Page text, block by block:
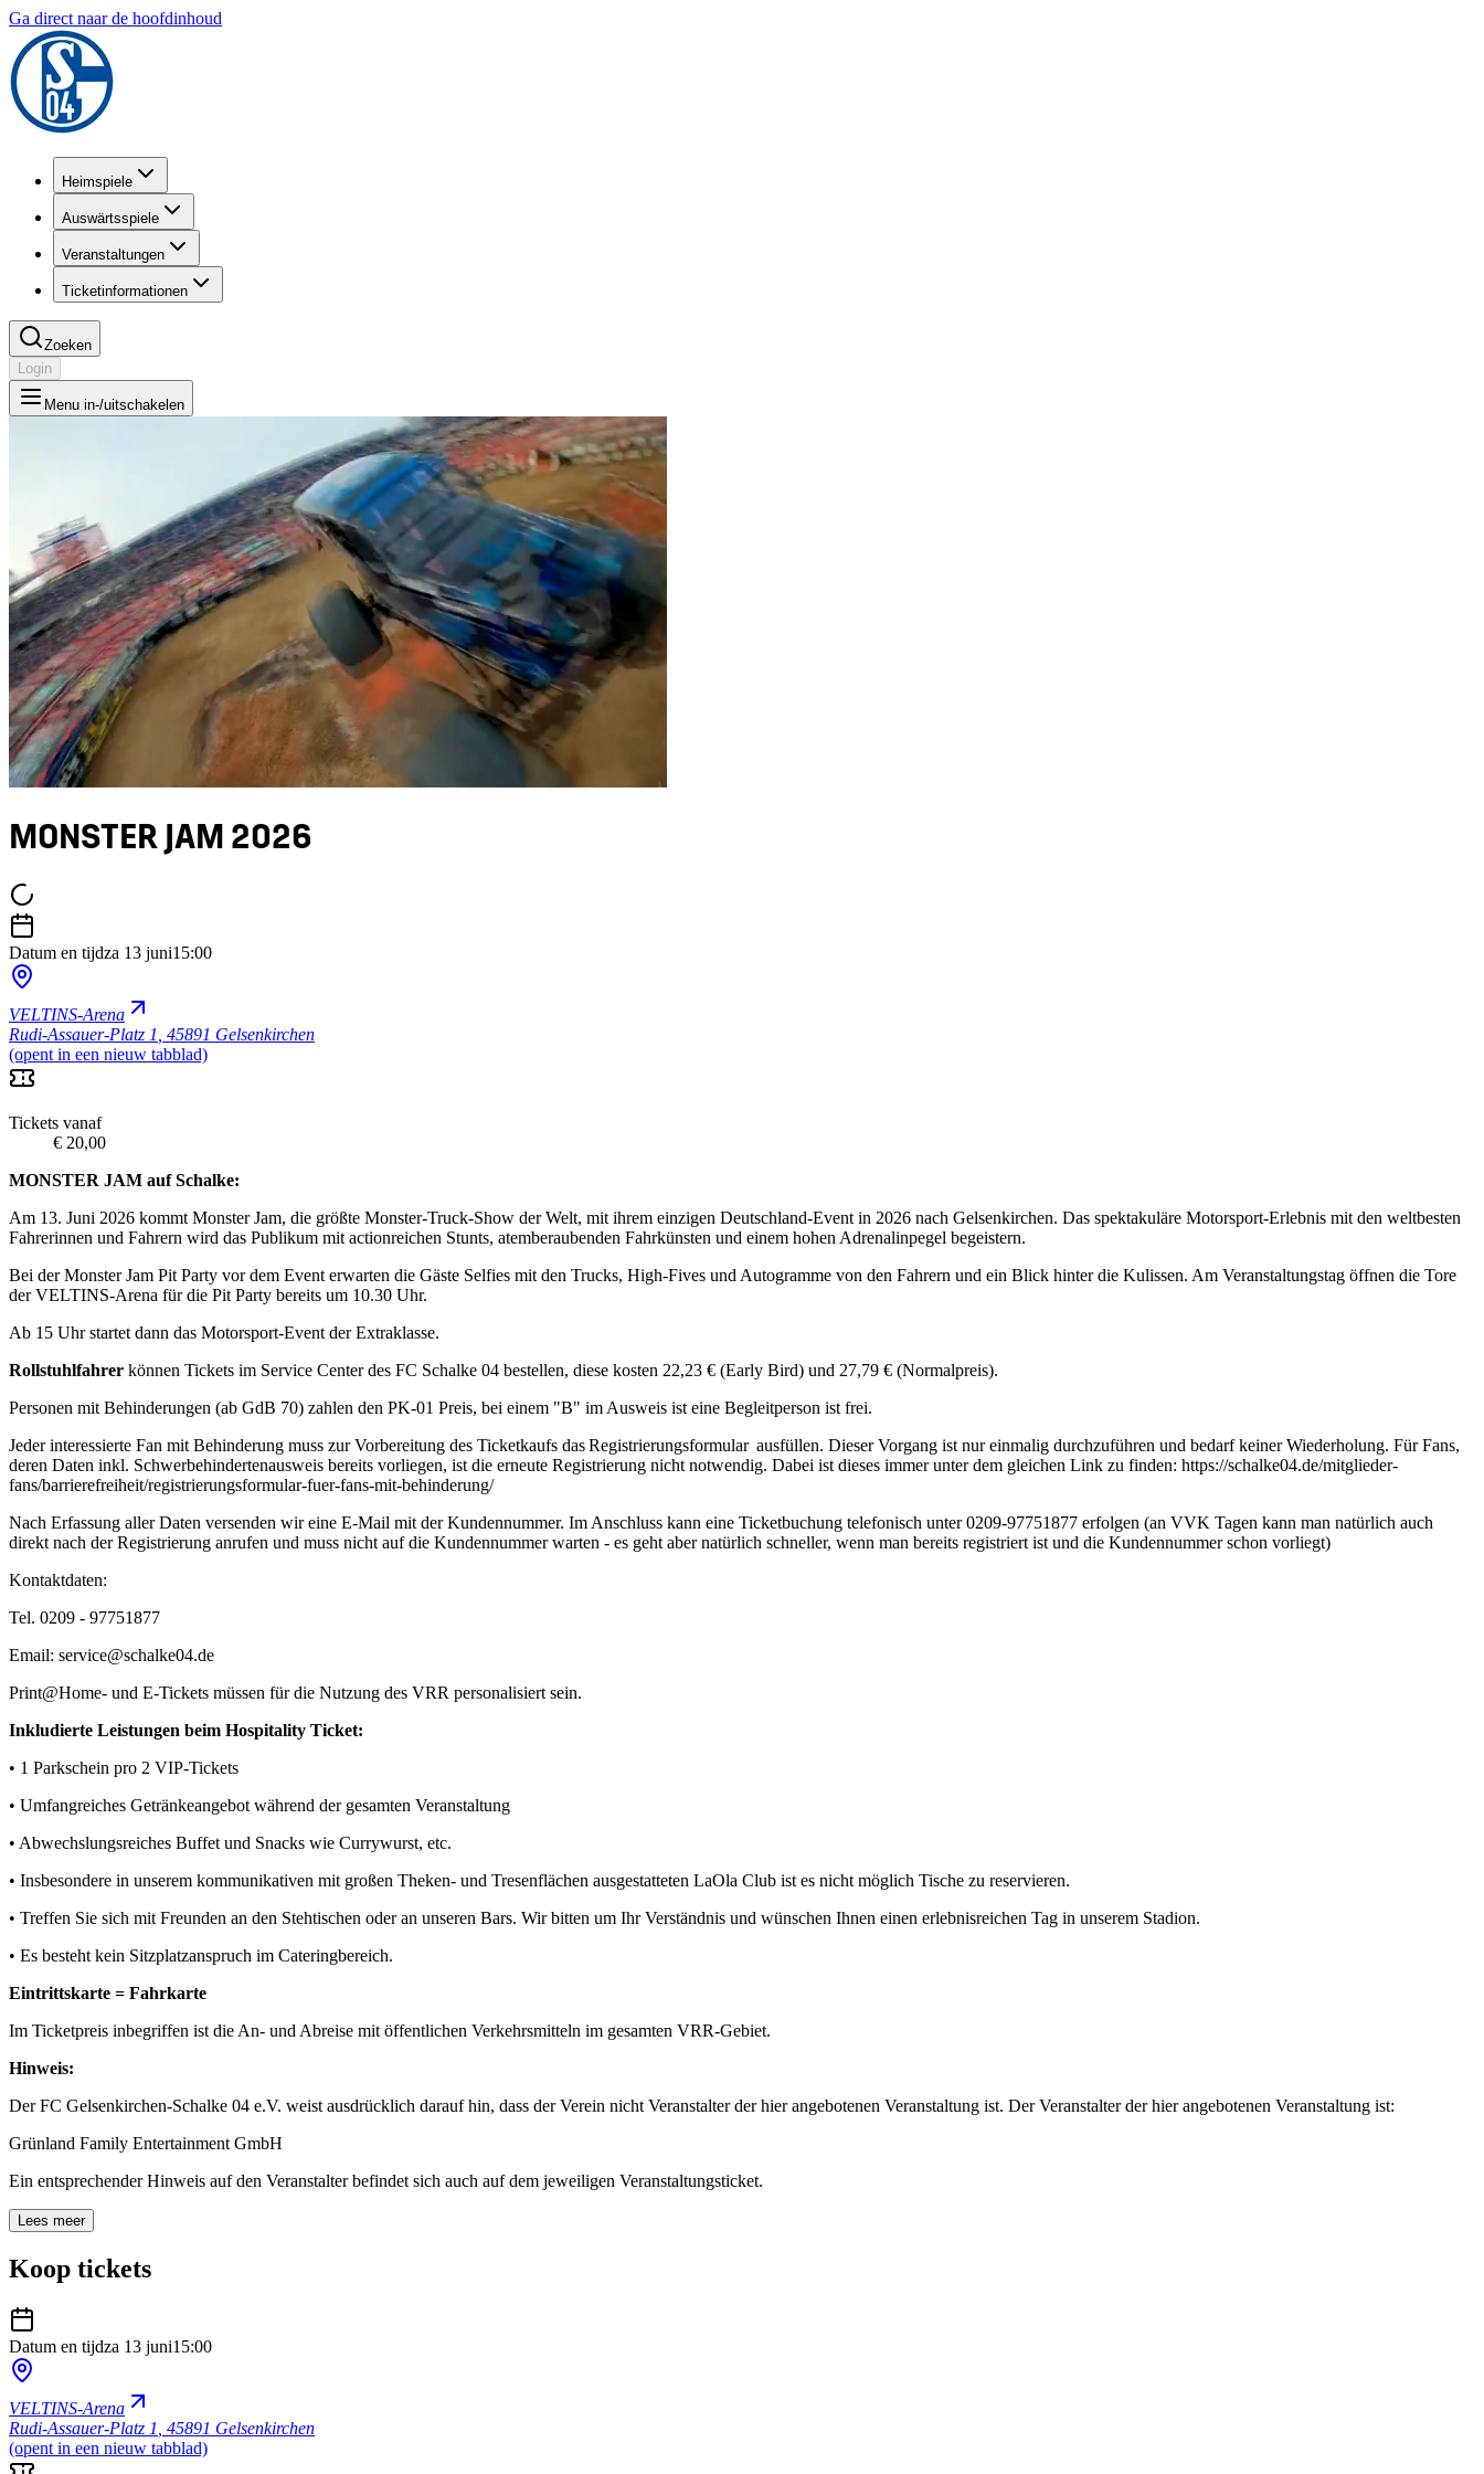
Ga direct naar de hoofdinhoud
Heimspiele
Auswärtsspiele
Veranstaltungen
Ticketinformationen
Zoeken
Login
Menu in-/uitschakelen
MONSTER JAM 2026
Datum en tijdza 13 juni15:00
VELTINS-Arena
Rudi-Assauer-Platz 1 45891 Gelsenkirchen
(opent in een nieuw tabblad)
Tickets vanaf
€ 20,00
MONSTER JAM auf Schalke:
Am 13. Juni 2026 kommt Monster Jam, die größte Monster-Truck-Show der Welt, mit ihrem einzigen Deutschland-Event in 2026 nach Gelsenkirchen. Das spektakuläre Motorsport-Erlebnis mit den weltbesten
Fahrerinnen und Fahrern wird das Publikum mit actionreichen Stunts, atemberaubenden Fahrkünsten und einem hohen Adrenalinpegel begeistern.
Bei der Monster Jam Pit Party vor dem Event erwarten die Gäste Selfies mit den Trucks, High-Fives und Autogramme von den Fahrern und ein Blick hinter die Kulissen. Am Veranstaltungstag öffnen die Tore
der VELTINS-Arena für die Pit Party bereits um 10.30 Uhr.
Ab 15 Uhr startet dann das Motorsport-Event der Extraklasse.
Rollstuhlfahrer können Tickets im Service Center des FC Schalke 04 bestellen, diese kosten 22,23 € (Early Bird) und 27,79 € (Normalpreis).
Personen mit Behinderungen (ab GdB 70) zahlen den PK-01 Preis, bei einem "B" im Ausweis ist eine Begleitperson ist frei.
Jeder interessierte Fan mit Behinderung muss zur Vorbereitung des Ticketkaufs das Registrierungsformular ausfüllen. Dieser Vorgang ist nur einmalig durchzuführen und bedarf keiner Wiederholung. Für Fans,
deren Daten inkl. Schwerbehindertenausweis bereits vorliegen, ist die erneute Registrierung nicht notwendig. Dabei ist dieses immer unter dem gleichen Link zu finden: https://schalke04.de/mitglieder-
fans/barrierefreiheit/registrierungsformular-fuer-fans-mit-behinderung/
Nach Erfassung aller Daten versenden wir eine E-Mail mit der Kundennummer. Im Anschluss kann eine Ticketbuchung telefonisch unter 0209-97751877 erfolgen (an VVK Tagen kann man natürlich auch
direkt nach der Registrierung anrufen und muss nicht auf die Kundennummer warten - es geht aber natürlich schneller, wenn man bereits registriert ist und die Kundennummer schon vorliegt)
Kontaktdaten:
Tel. 0209 - 97751877
Email: service@schalke04.de
Print@Home- und E-Tickets müssen für die Nutzung des VRR personalisiert sein.
Inkludierte Leistungen beim Hospitality Ticket:
• 1 Parkschein pro 2 VIP-Tickets
• Umfangreiches Getränkeangebot während der gesamten Veranstaltung
• Abwechslungsreiches Buffet und Snacks wie Currywurst, etc.
• Insbesondere in unserem kommunikativen mit großen Theken- und Tresenflächen ausgestatteten LaOla Club ist es nicht möglich Tische zu reservieren.
• Treffen Sie sich mit Freunden an den Stehtischen oder an unseren Bars. Wir bitten um Ihr Verständnis und wünschen Ihnen einen erlebnisreichen Tag in unserem Stadion.
• Es besteht kein Sitzplatzanspruch im Cateringbereich.
Eintrittskarte = Fahrkarte
Im Ticketpreis inbegriffen ist die An- und Abreise mit öffentlichen Verkehrsmitteln im gesamten VRR-Gebiet.
Hinweis:
Der FC Gelsenkirchen-Schalke 04 e.V. weist ausdrücklich darauf hin, dass der Verein nicht Veranstalter der hier angebotenen Veranstaltung ist. Der Veranstalter der hier angebotenen Veranstaltung ist:
Grünland Family Entertainment GmbH
Ein entsprechender Hinweis auf den Veranstalter befindet sich auch auf dem jeweiligen Veranstaltungsticket.
Lees meer
Koop tickets
Datum en tijdza 13 juni15:00
VELTINS-Arena
Rudi-Assauer-Platz 1 45891 Gelsenkirchen
(opent in een nieuw tabblad)